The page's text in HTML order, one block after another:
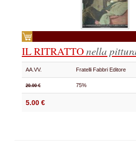
IL RITRATTOnella
AA.VV. Fratelli Fabbri Editore
20.00 € 75%
5.00 €